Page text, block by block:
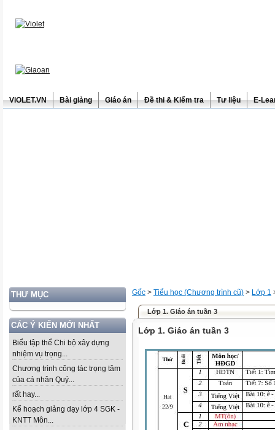
ViOLET.VN Bài giảng Giáo án Đề thi & Kiểm tra Tư liệu E-
THƯ MỤC
CÁC Ý KIẾN MỚI NHẤT
Biểu tập thể Chi bộ xây dựng
nhiệm vụ trọng...
Chương trình công tác trọng tâm
của cá nhân Quý...
rất hay...
Kế hoạch giảng dạy lớp 4 SGK -
KNTT Môn...
Gốc > Tiểu học (Chương trình cũ) > Lớp 1
Lớp 1. Giáo án tuần 3
Lớp 1. Giáo án tuần 3